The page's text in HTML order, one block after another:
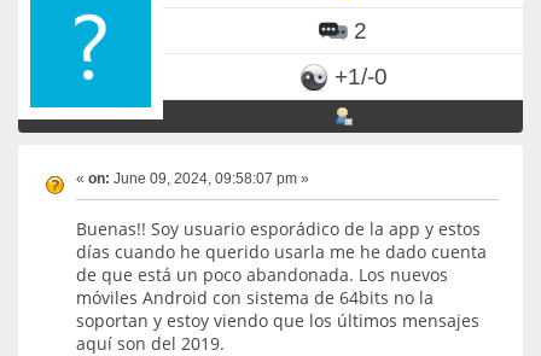
2
+1/-0
« on: June 09, 2024, 09:58:07 pm »
Buenas!! Soy usuario esporádico de la app y estos
días cuando he querido usarla me he dado cuenta
de que está un poco abandonada. Los nuevos
móviles Android con sistema de 64bits no la
soportan y estoy viendo que los últimos mensajes
aquí son del 2019.